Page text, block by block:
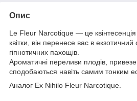
Опис
Le Fleur Narcotique — це
квітки, він перенесе вас в
гіпнотичних пахощів.
Ароматичні переливи плодів,
сподобаються навіть самим тонким
Аналог Ex Nihilo Fleur Narcotique.